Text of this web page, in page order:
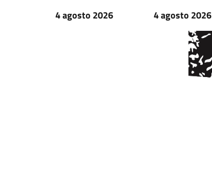
4 agosto 2026
4 agosto 2026